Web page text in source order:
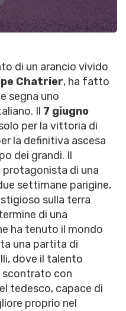
di un arancio vivido
Chatrier, ha fatto
segna uno
Il 7 giugno
per la vittoria di
la definitiva ascesa
dei grandi. Il
di una
settimane parigine,
sulla terra
di una
ha tenuto il mondo
una partita di
dove il talento
scontrato con
tedesco, capace di
proprio nel